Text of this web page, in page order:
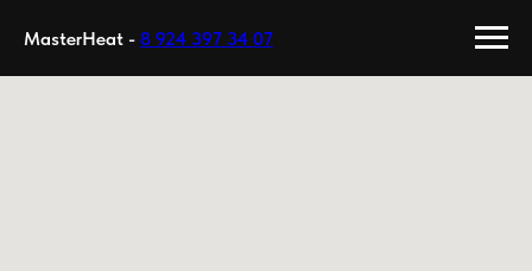
MasterHeat - 8 924 397 34 07